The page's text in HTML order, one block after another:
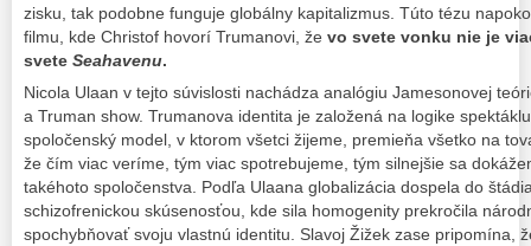
zisku, tak podobne funguje globálny kapitalizmus. Túto tézu
filmu, kde Christof hovorí Trumanovi, že vo svete vonku nie je
svete Seahavenu.
Nicola Ulaan v tejto súvislosti nachádza analógiu Jamesonovej
a Truman show. Trumanova identita je založená na logike
spoločenský model, v ktorom všetci žijeme, premieňa všetko na
že čím viac veríme, tým viac spotrebujeme, tým silnejšie sa
takéhoto spoločenstva. Podľa Ulaana globalizácia dospela do
schizofrenickou skúsenosťou, kde sila homogenity prekročila
spochybňovať svoju vlastnú identitu. Slavoj Žižek zase pripomína,